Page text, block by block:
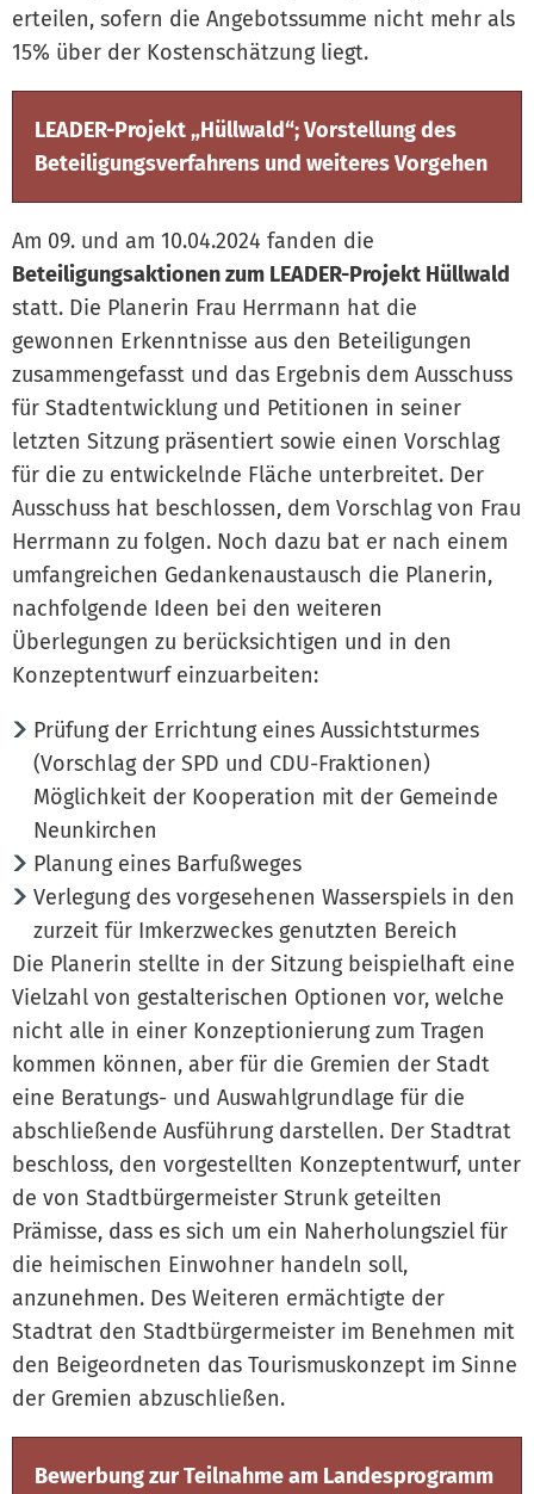
erteilen, sofern die Angebotssumme nicht mehr als
15% über der Kostenschätzung liegt.
LEADER-Projekt „Hüllwald“; Vorstellung des
Beteiligungsverfahrens und weiteres Vorgehen
Am 09. und am 10.04.2024 fanden die
Beteiligungsaktionen zum LEADER-Projekt Hüllwald
statt. Die Planerin Frau Herrmann hat die
gewonnen Erkenntnisse aus den Beteiligungen
zusammengefasst und das Ergebnis dem Ausschuss
für Stadtentwicklung und Petitionen in seiner
letzten Sitzung präsentiert sowie einen Vorschlag
für die zu entwickelnde Fläche unterbreitet. Der
Ausschuss hat beschlossen, dem Vorschlag von Frau
Herrmann zu folgen. Noch dazu bat er nach einem
umfangreichen Gedankenaustausch die Planerin,
nachfolgende Ideen bei den weiteren
Überlegungen zu berücksichtigen und in den
Konzeptentwurf einzuarbeiten:
Prüfung der Errichtung eines Aussichtsturmes
(Vorschlag der SPD und CDU-Fraktionen)
Möglichkeit der Kooperation mit der Gemeinde
Neunkirchen
Planung eines Barfußweges
Verlegung des vorgesehenen Wasserspiels in den
zurzeit für Imkerzweckes genutzten Bereich
Die Planerin stellte in der Sitzung beispielhaft eine
Vielzahl von gestalterischen Optionen vor, welche
nicht alle in einer Konzeptionierung zum Tragen
kommen können, aber für die Gremien der Stadt
eine Beratungs- und Auswahlgrundlage für die
abschließende Ausführung darstellen. Der Stadtrat
beschloss, den vorgestellten Konzeptentwurf, unter
de von Stadtbürgermeister Strunk geteilten
Prämisse, dass es sich um ein Naherholungsziel für
die heimischen Einwohner handeln soll,
anzunehmen. Des Weiteren ermächtigte der
Stadtrat den Stadtbürgermeister im Benehmen mit
den Beigeordneten das Tourismuskonzept im Sinne
der Gremien abzuschließen.
Bewerbung zur Teilnahme am Landesprogramm